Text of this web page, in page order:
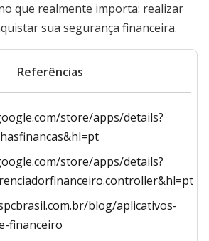
que realmente importa: realizar
sua segurança financeira.
Referências
store/apps/details?
store/apps/details?
blog/aplicativos-
financeiro